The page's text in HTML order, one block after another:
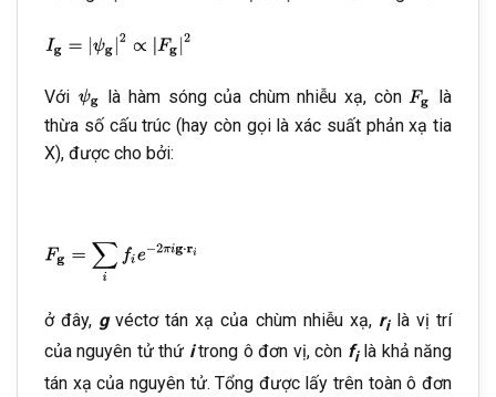
Với là hàm sóng của chùm nhiễu xạ, còn
là
thừa số cấu trúc (hay còn gọi là xác suất phản xạ tia
X), được cho bởi:
ở đây, gvéctơ tán xạ của chùm nhiễu xạ, rilà vị trí
của nguyên tử thứ itrong ô đơn vị, còn filà khả năng
tán xạ của nguyên tử. Tổng được lấy trên toàn ô đơn